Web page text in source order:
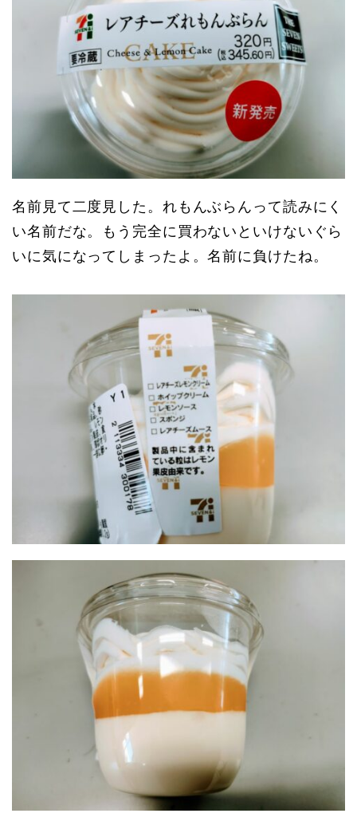
名前見て二度見した。れもんぶらんって読みにく
い名前だな。もう完全に買わないといけないぐら
いに気になってしまったよ。名前に負けたね。